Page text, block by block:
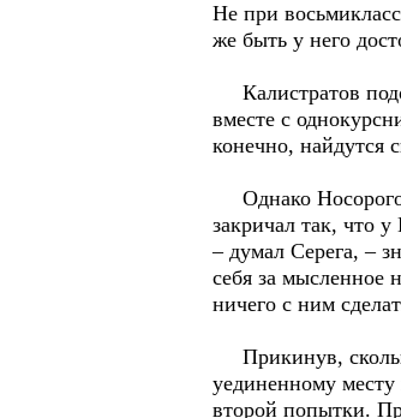
Не при
же быть у него
Калистратов
вместе с
конечно, найдутся
Однако
закричал так, что
– думал Серега, –
себя за мысленное
ничего с ним
Прикинув,
уединенному месту
второй попытки.